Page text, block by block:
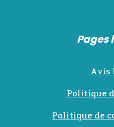
Pages
Avis
Politique
Politique de